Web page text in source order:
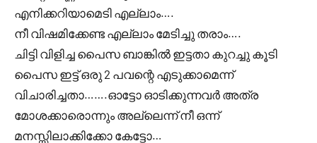
എനിക്കറിയാമെടി എല്ലാം….
നീ വിഷമിക്കേണ്ട എല്ലാം മേടിച്ചു തരാം….
ചിട്ടി വിളിച്ച പൈസ ബാങ്കിൽ ഇട്ടതാ കുറച്ചു കൂടി
പൈസ ഇട്ട് ഒരു 2 പവന്റെ എടുക്കാമെന്ന്
വിചാരിച്ചതാ…….ഓട്ടോ ഓടിക്കുന്നവർ അത്ര
മോശക്കാരൊന്നും അല്ലെന്ന് നീ ഒന്ന്
മനസ്സിലാക്കിക്കോ കേട്ടോ…